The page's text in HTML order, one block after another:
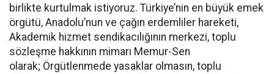
birlikte kurtulmak istiyoruz. Türkiye’nin en büyük emek
örgütü, Anadolu’nun ve çağın erdemliler hareketi,
Akademik hizmet sendikacılığının merkezi, toplu
sözleşme hakkının mimarı Memur-Sen
olarak; Örgütlenmede yasaklar olmasın, toplu